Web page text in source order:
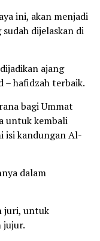
ini, akan menjadi
dijelaskan di
ajang
– hafidzah terbaik.
bagi Ummat
untuk kembali
isi kandungan Al-
dalam
juri, untuk
jujur.